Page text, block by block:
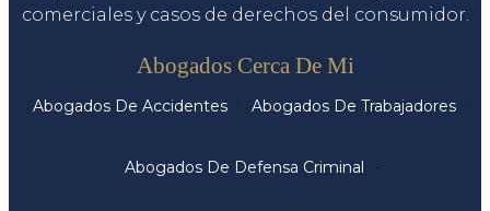
comerciales y casos de derechos del consumidor.
Abogados Cerca De Mi
Abogados De Accidentes Abogados De Trabajadores
Abogados De Defensa Criminal